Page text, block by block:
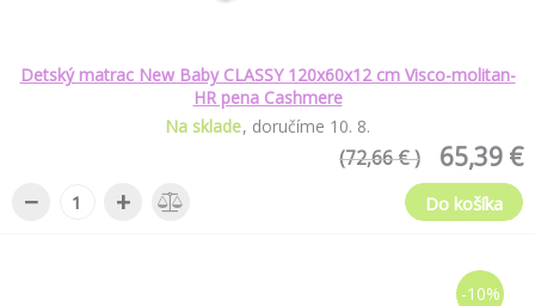
Detský matrac New Baby CLASSY 120x60x12 cm Visco-molitan-
HR pena Cashmere
Na sklade doručíme 10. 8.
65,39 €
(72,66 € )
− + Do košíka
-10%